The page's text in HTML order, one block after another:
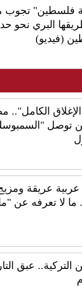
فلسطين" تجوب
البري نحو
(فيديو)
"الإغلاق الكامل"..
توصل
عريقة
ما لا تعرفه عن
التركية.. عبق